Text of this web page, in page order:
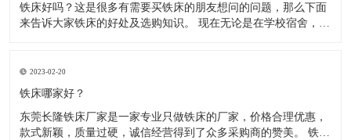
铁床好吗？这是很多有需要买铁床的朋友想问的问题，那么下面
来告诉大家铁床的好处及选购知识。 现在无论是在学校宿舍，工
命长，价格相对也比较实惠。木床不防腐、容易松动、长虫、摇
晃。 现
2023-02-20
铁床哪家好？
东莞长隆铁床厂家是一家专业只做铁床的厂家，价格合理优惠，
款式新颖，质量过硬，诚信经营得到了众多采购商的赞美。 铁床